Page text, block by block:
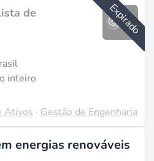
Expirado
de
inteiro
Ativos · Gestão de Engenharia
energias renováveis